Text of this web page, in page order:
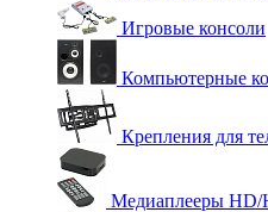
Игровые консоли
Компьютерные
Крепления для
Медиаплееры